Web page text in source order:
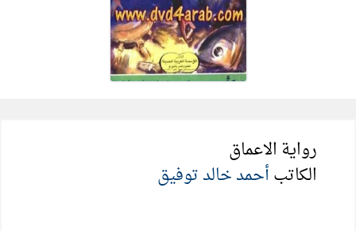
رواية الاعماق
الكاتبأحمد خالد توفيق